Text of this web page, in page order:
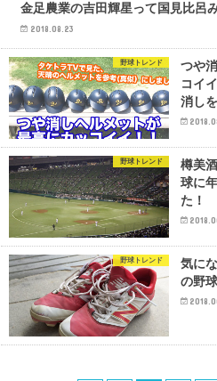
野球トレンド
金足農業の吉田輝星って国見比呂
2018.08.23
野球トレンド
つや
コイ
消し
野球トレンド
樽美
球に
た！
野球トレンド
気に
の野